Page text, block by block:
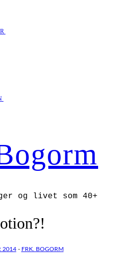
og livet som 40+
2014- FRK. BOGORM